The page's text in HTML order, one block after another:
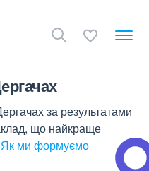
за результатами
що найкраще
Як ми формуємо